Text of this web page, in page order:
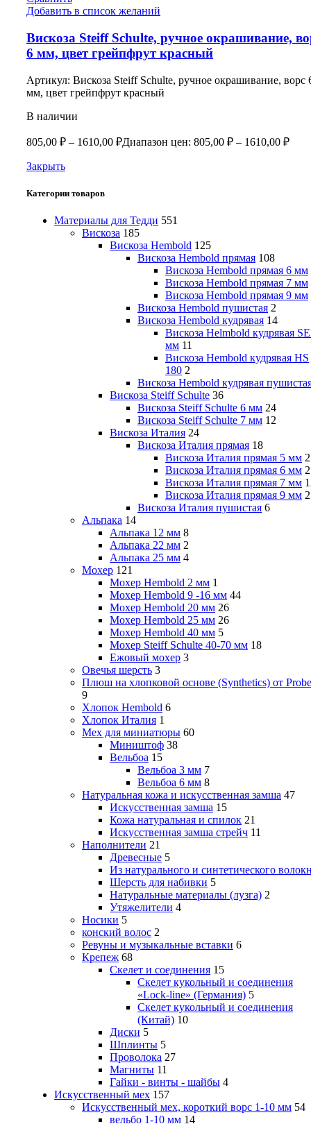
Добавить в список желаний
Вискоза Steiff Schulte, ручное окрашивание,
6 мм, цвет грейпфрут красный
Артикул: Вискоза Steiff Schulte, ручное окрашивание, ворс
мм, цвет грейпфрут красный
В наличии
805,00 ₽ – 1610,00 ₽Диапазон цен: 805,00 ₽ – 1610,00 ₽
Закрыть
Категории товаров
Материалы для Тедди 551
Вискоза 185
Вискоза Hembold 125
Вискоза Hembold прямая 108
Вискоза Hembold прямая 6 мм
Вискоза Hembold прямая 7 мм
Вискоза Hembold прямая 9 мм
Вискоза Hembold пушистая 2
Вискоза Hembold кудрявая 14
Вискоза Helmbold кудрявая
мм 11
Вискоза Hembold кудрявая HS
180 2
Вискоза Hembold кудрявая
Вискоза Steiff Schulte 36
Вискоза Steiff Schulte 6 мм 24
Вискоза Steiff Schulte 7 мм 12
Вискоза Италия 24
Вискоза Италия прямая 18
Вискоза Италия прямая 5 мм 2
Вискоза Италия прямая 6 мм 2
Вискоза Италия прямая 7 мм
Вискоза Италия прямая 9 мм 2
Вискоза Италия пушистая 6
Альпака 14
Альпака 12 мм 8
Альпака 22 мм 2
Альпака 25 мм 4
Мохер 121
Мохер Hembold 2 мм 1
Мохер Hembold 9 -16 мм 44
Мохер Hembold 20 мм 26
Мохер Hembold 25 мм 26
Мохер Hembold 40 мм 5
Мохер Steiff Schulte 40-70 мм 18
Ежовый мохер 3
Овечья шерсть 3
Плюш на хлопковой основе (Synthetics) от
9
Хлопок Hembold 6
Хлопок Италия 1
Мех для миниатюры 60
Миништоф 38
Вельбоа 15
Вельбоа 3 мм 7
Вельбоа 6 мм 8
Натуральная кожа и искусственная замша 47
Искусственная замша 15
Кожа натуральная и спилок 21
Искусственная замша стрейч 11
Наполнители 21
Древесные 5
Из натурального и синтетического
Шерсть для набивки 5
Натуральные материалы (лузга) 2
Утяжелители 4
Носики 5
конский волос 2
Ревуны и музыкальные вставки 6
Крепеж 68
Скелет и соединения 15
Скелет кукольный и соединения
«Lock-line» (Германия) 5
Скелет кукольный и соединения
(Китай) 10
Диски 5
Шплинты 5
Проволока 27
Магниты 11
Гайки - винты - шайбы 4
Искусственный мех 157
Искусственный мех, короткий ворс 1-10 мм 54
вельбо 1-10 мм 14